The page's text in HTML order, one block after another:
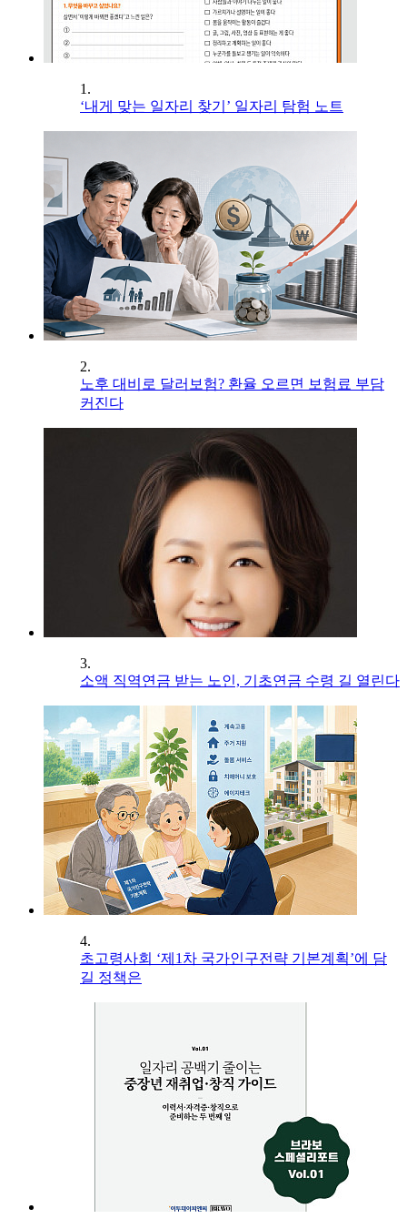
1.
‘내게 맞는 일자리 찾기’ 일자리 탐험 노트
2.
노후 대비로 달러보험? 환율 오르면 보험료 부담
커진다
3.
소액 직역연금 받는 노인, 기초연금 수령 길 열린다
4.
초고령사회 ‘제1차 국가인구전략 기본계획’에 담
길 정책은